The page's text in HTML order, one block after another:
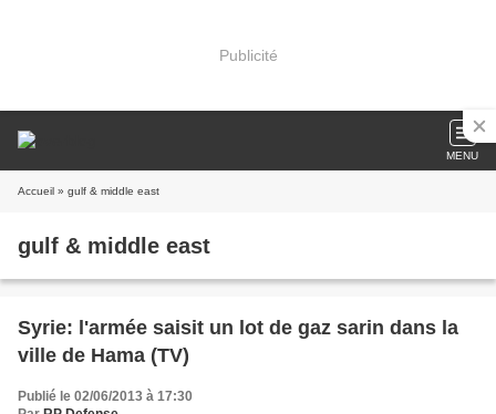
Publicité
MENU
Accueil » gulf & middle east
gulf & middle east
Syrie: l'armée saisit un lot de gaz sarin dans la
ville de Hama (TV)
Publié le 02/06/2013 à 17:30